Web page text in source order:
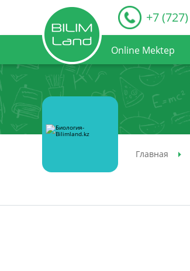
+7 (727)
Online Mektep
Главная